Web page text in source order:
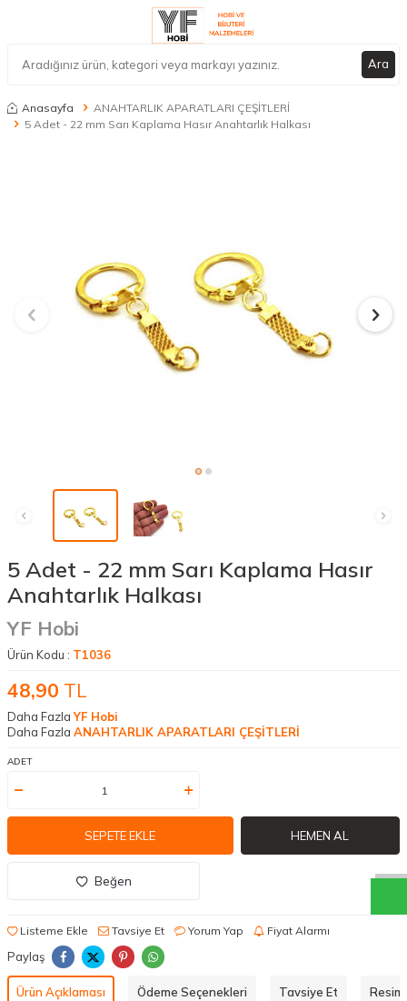
f
h
o
b
i
c
o
m
W
h
a
t
a
p
p
D
e
s
t
e
H
a
t
t
Ara
Anasayfa
ANAHTARLIK APARATLARI ÇEŞİTLERİ
5 Adet - 22 mm Sarı Kaplama Hasır Anahtarlık Halkası
5 Adet - 22 mm Sarı Kaplama Hasır
Anahtarlık Halkası
YF Hobi
Ürün Kodu : T1036
48,90 TL
Daha FazlaYF Hobi
Daha Fazla ANAHTARLIK APARATLARI ÇEŞİTLERİ
ADET
SEPETE EKLE HEMEN AL
Beğen
Listeme Ekle Tavsiye Et Yorum Yap Fiyat Alarmı
Paylaş
Ürün Açıklaması Ödeme Seçenekleri Tavsiye Et